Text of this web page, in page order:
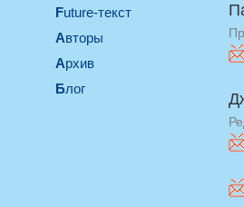
Future-текст
Авторы
Архив
Блог